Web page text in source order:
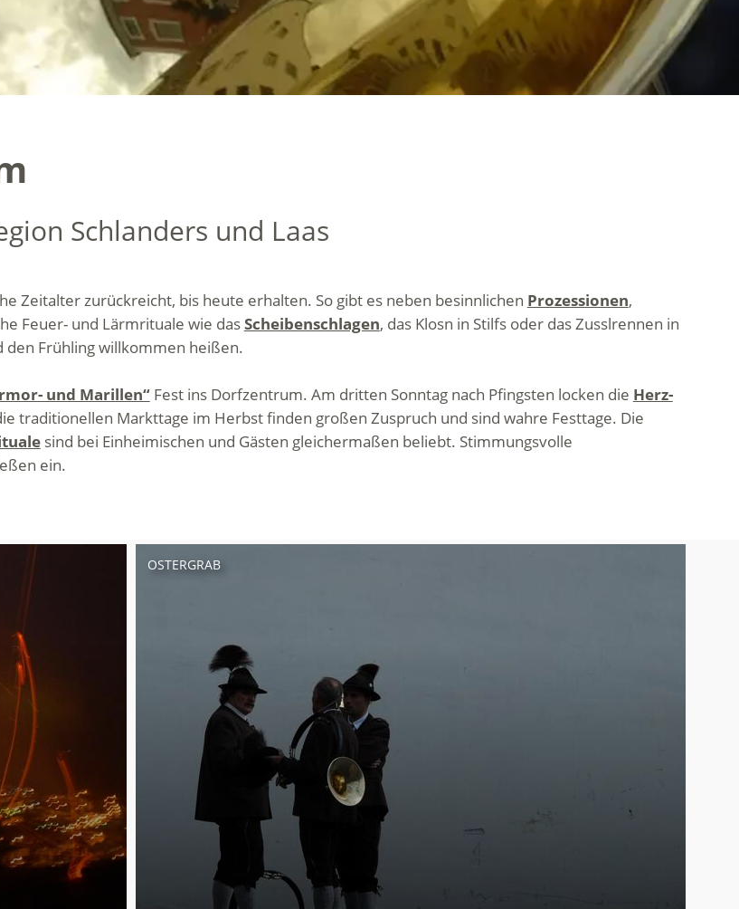
Schlanders und Laas
Zeitalter zurückreicht, bis heute erhalten. So gibt es neben besinnlichen Prozessionen,
Feuer- und Lärmrituale wie dasScheibenschlagen, das Klosn in Stilfs oder das Zusslrennen in
den Frühling willkommen heißen.
und Marillen“Fest ins Dorfzentrum. Am dritten Sonntag nach Pfingsten locken die Herz-
traditionellen Markttage im Herbst finden großen Zuspruch und sind wahre Festtage. Die
sind bei Einheimischen und Gästen gleichermaßen beliebt. Stimmungsvolle
ein.
OSTERGRAB